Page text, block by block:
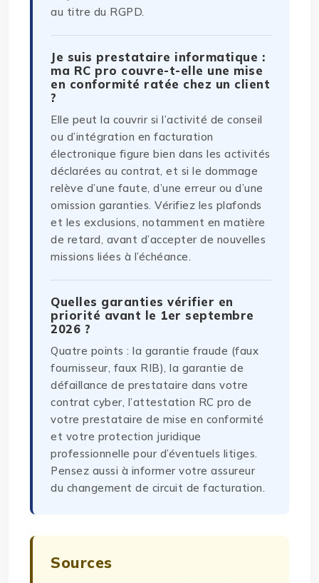
au titre du RGPD.
Je suis prestataire informatique :
ma RC pro couvre-t-elle une mise
en conformité ratée chez un client
?
Elle peut la couvrir si l’activité de conseil
ou d’intégration en facturation
électronique figure bien dans les activités
déclarées au contrat, et si le dommage
relève d’une faute, d’une erreur ou d’une
omission garanties. Vérifiez les plafonds
et les exclusions, notamment en matière
de retard, avant d’accepter de nouvelles
missions liées à l’échéance.
Quelles garanties vérifier en
priorité avant le 1er septembre
2026 ?
Quatre points : la garantie fraude (faux
fournisseur, faux RIB), la garantie de
défaillance de prestataire dans votre
contrat cyber, l’attestation RC pro de
votre prestataire de mise en conformité
et votre protection juridique
professionnelle pour d’éventuels litiges.
Pensez aussi à informer votre assureur
du changement de circuit de facturation.
Sources